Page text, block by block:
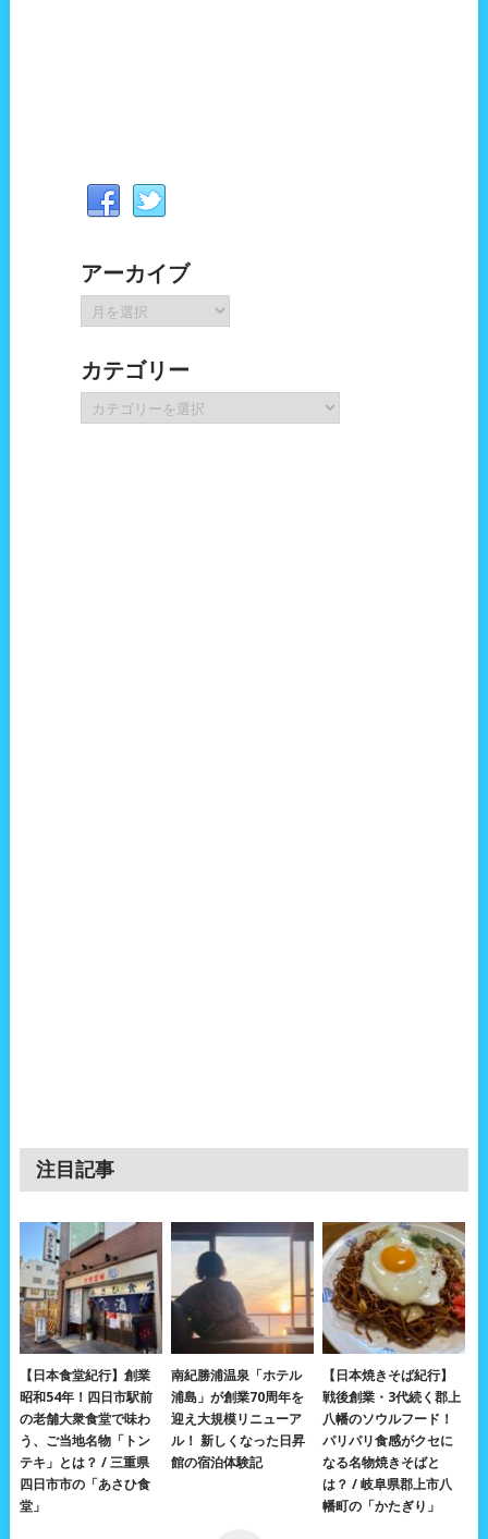
アーカイブ
ー
イ
ブ
カテゴリー
テ
注目記事
【日本食堂紀行】創業
昭和54年！四日市駅前
の老舗大衆食堂で味わ
う、ご当地名物「トン
テキ」とは？ / 三重県
四日市市の「あさひ食
堂」
南紀勝浦温泉「ホテル
浦島」が創業70周年を
迎え大規模リニューア
ル！ 新しくなった日昇
館の宿泊体験記
【日本焼きそば紀行】
戦後創業・3代続く郡上
八幡のソウルフード！
パリパリ食感がクセに
なる名物焼きそばと
は？ / 岐阜県郡上市八
幡町の「かたぎり」